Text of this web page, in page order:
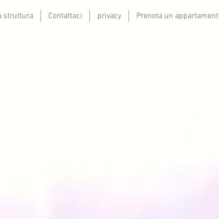
struttura Contattaci privacy Prenota un